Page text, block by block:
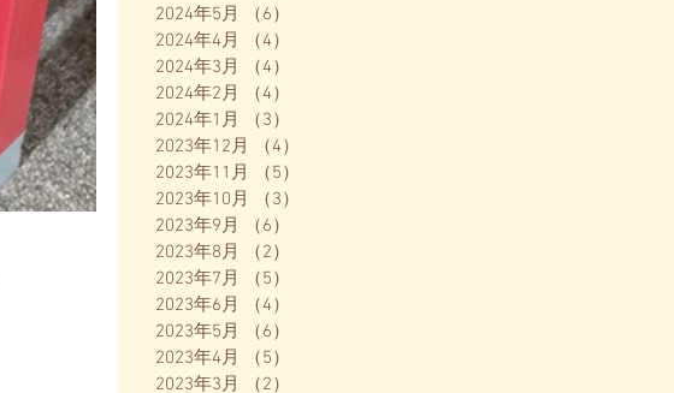
2024年5月
（6）
2024年4月
（4）
2024年3月
（4）
2024年2月
（4）
2024年1月
（3）
2023年12月
（4）
2023年11月
（5）
2023年10月
（3）
2023年9月
（6）
2023年8月
（2）
2023年7月
（5）
2023年6月
（4）
2023年5月
（6）
2023年4月
（5）
2023年3月
（2）